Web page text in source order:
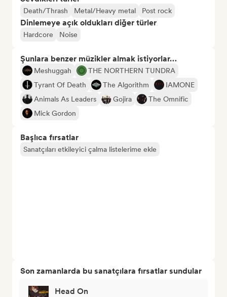
Death/Thrash Metal/Heavy metal Post rock
Dinlemeye açık oldukları diğer türler
Hardcore Noise
Şunlara benzer müzikler almak istiyorlar…
Meshuggah
THE NORTHERN TUNDRA
Tyrant Of Death
The Algorithm
IAMONE
Animals As Leaders
Gojira
The Omnific
Mick Gordon
Başlıca fırsatlar
Sanatçıları etkileyici çalma listelerime ekle
Son zamanlarda bu sanatçılara fırsatlar sundular
Head On